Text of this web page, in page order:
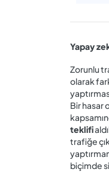
Yapay
Zorunlu
olarak
Bir hasar
teklifi
trafiğe
biçimde